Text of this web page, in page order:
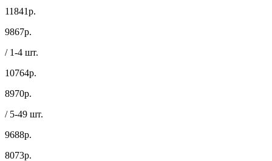
11841р.
9867р.
/ 1-4 шт.
10764р.
8970р.
/ 5-49 шт.
9688р.
8073р.